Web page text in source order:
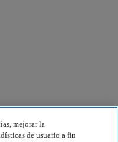
mejorar la
de usuario a fin